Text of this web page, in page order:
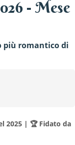
- Mese
più romantico di
2025 | 🏆 Fidato da